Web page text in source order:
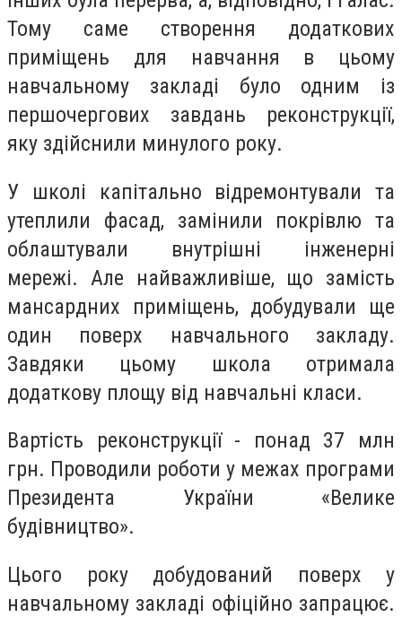
Тому саме створення додаткових
приміщень для навчання в цьому
навчальному закладі було одним із
першочергових завдань реконструкції,
яку здійснили минулого року.
У школі капітально відремонтували та
утеплили фасад, замінили покрівлю та
облаштували внутрішні інженерні
мережі. Але найважливіше, що замість
мансардних приміщень, добудували ще
один поверх навчального закладу.
Завдяки цьому школа отримала
додаткову площу від навчальні класи.
Вартість реконструкції - понад 37 млн
грн. Проводили роботи у межах програми
Президента України «Велике
будівництво».
Цього року добудований поверх у
навчальному закладі офіційно запрацює.